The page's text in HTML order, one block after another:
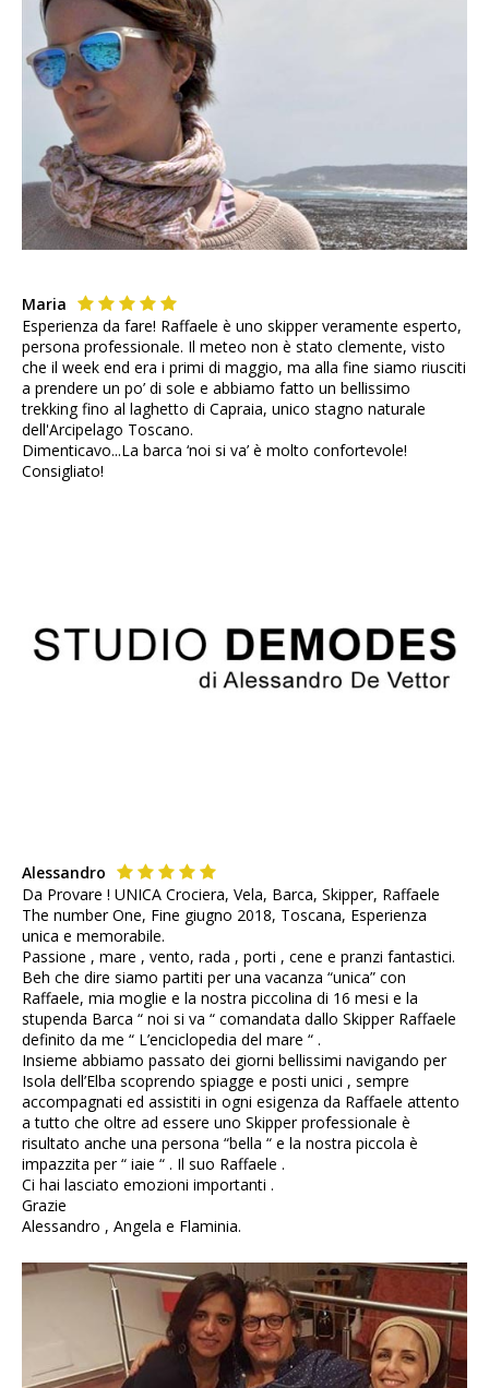
Maria
Esperienza da fare! Raffaele è uno skipper veramente esperto,
persona professionale. Il meteo non è stato clemente, visto
che il week end era i primi di maggio, ma alla fine siamo riusciti
a prendere un po’ di sole e abbiamo fatto un bellissimo
trekking fino al laghetto di Capraia, unico stagno naturale
dell'Arcipelago Toscano.
Dimenticavo...La barca ‘noi si va’ è molto confortevole!
Consigliato!
Alessandro
Da Provare ! UNICA Crociera, Vela, Barca, Skipper, Raffaele
The number One, Fine giugno 2018, Toscana, Esperienza
unica e memorabile.
Passione , mare , vento, rada , porti , cene e pranzi fantastici.
Beh che dire siamo partiti per una vacanza “unica” con
Raffaele, mia moglie e la nostra piccolina di 16 mesi e la
stupenda Barca “ noi si va “ comandata dallo Skipper Raffaele
definito da me “ L’enciclopedia del mare “ .
Insieme abbiamo passato dei giorni bellissimi navigando per
Isola dell’Elba scoprendo spiagge e posti unici , sempre
accompagnati ed assistiti in ogni esigenza da Raffaele attento
a tutto che oltre ad essere uno Skipper professionale è
risultato anche una persona “bella “ e la nostra piccola è
impazzita per “ iaie “ . Il suo Raffaele .
Ci hai lasciato emozioni importanti .
Grazie
Alessandro , Angela e Flaminia.